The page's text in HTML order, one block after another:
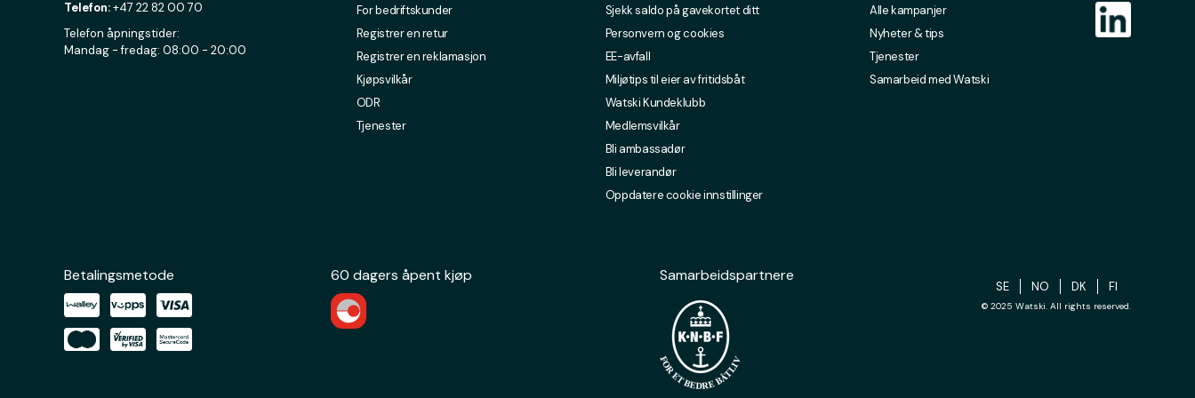
Telefon:+47 22 82 00 70
Telefon åpningstider:
Mandag - fredag: 08:00 - 20:00
For bedriftskunder
Registrer en retur
Registrer en reklamasjon
Kjøpsvilkår
ODR
Tjenester
Sjekk saldo på gavekortet ditt
Personvern og cookies
EE-avfall
Miljøtips til eier av fritidsbåt
Watski Kundeklubb
Medlemsvilkår
Bli ambassadør
Bli leverandør
Oppdatere cookie innstillinger
Alle kampanjer
Nyheter & tips
Tjenester
Samarbeid med Watski
Betalingsmetode 60 dagers åpent kjøp Samarbeidspartnere
SE NO DK FI
© 2025 Watski. All rights reserved.